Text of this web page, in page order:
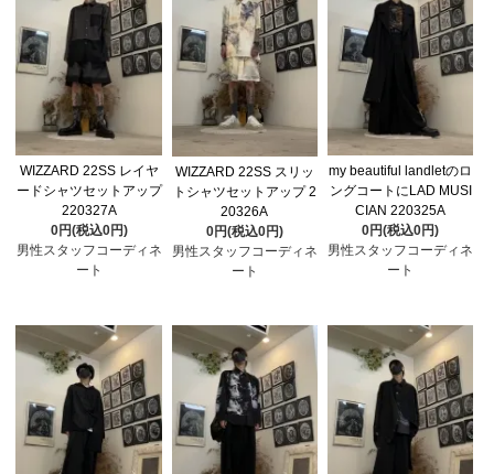
WIZZARD 22SS レイヤ
ードシャツセットアップ
220327A
0円(税込0円)
男性スタッフコーディネ
ート
WIZZARD 22SS スリッ
トシャツセットアップ 2
20326A
0円(税込0円)
男性スタッフコーディネ
ート
my beautiful landletのロ
ングコートにLAD MUSI
CIAN 220325A
0円(税込0円)
男性スタッフコーディネ
ート